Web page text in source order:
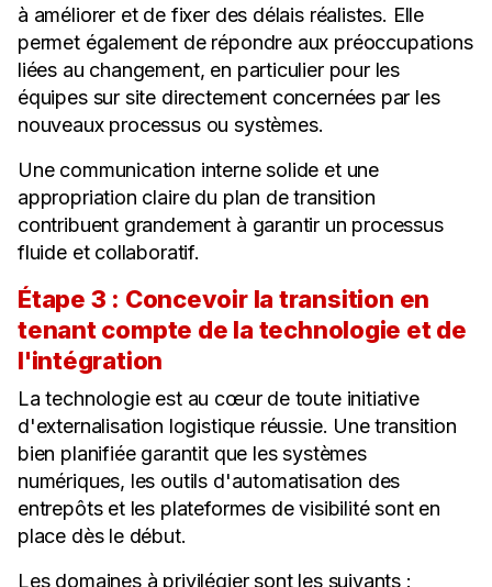
à améliorer et de fixer des délais réalistes. Elle
permet également de répondre aux préoccupations
liées au changement, en particulier pour les
équipes sur site directement concernées par les
nouveaux processus ou systèmes.
Une communication interne solide et une
appropriation claire du plan de transition
contribuent grandement à garantir un processus
fluide et collaboratif.
Étape 3 : Concevoir la transition en
tenant compte de la technologie et de
l'intégration
La technologie est au cœur de toute initiative
d'externalisation logistique réussie. Une transition
bien planifiée garantit que les systèmes
numériques, les outils d'automatisation des
entrepôts et les plateformes de visibilité sont en
place dès le début.
Les domaines à privilégier sont les suivants :